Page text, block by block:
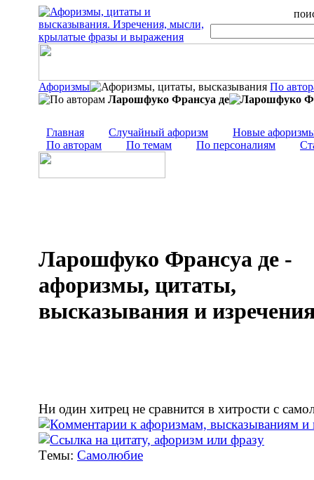
Афоризмы
По
Ларошфуко Франсуа де
Главная Случайный афоризм
Новые
По авторам
По темам По персоналиям
Ларошфуко Франсуа де -
афоризмы, цитаты,
высказывания и
Ни один хитрец не сравнится в хитрости с
Tемы: Самолюбие